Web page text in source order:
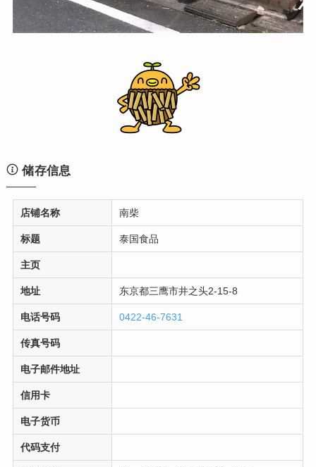
储存信息
店铺名称 南柴
标题 泰国食品
主页
地址 东京都三鹰市井之头2-15-8
电话号码 0422-46-7631
传真号码
电子邮件地址
信用卡
电子货币
代码支付